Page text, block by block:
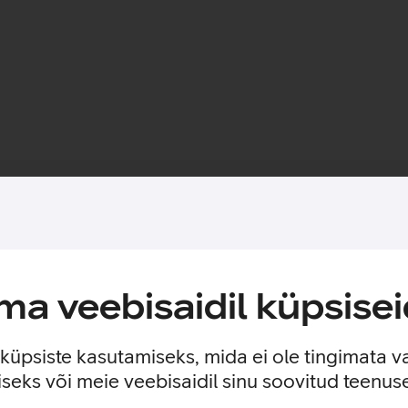
veebisaidil
kasutamiseks, mida ei ole tingimata
või meie veebisaidil sinu soovitud
käsikäes.
on sisseehitatud MagSafe magnetid, mis muudavad
veelgi suurema kaitse. Ümbrisega on võimalik kasutada
ka rahatasku.